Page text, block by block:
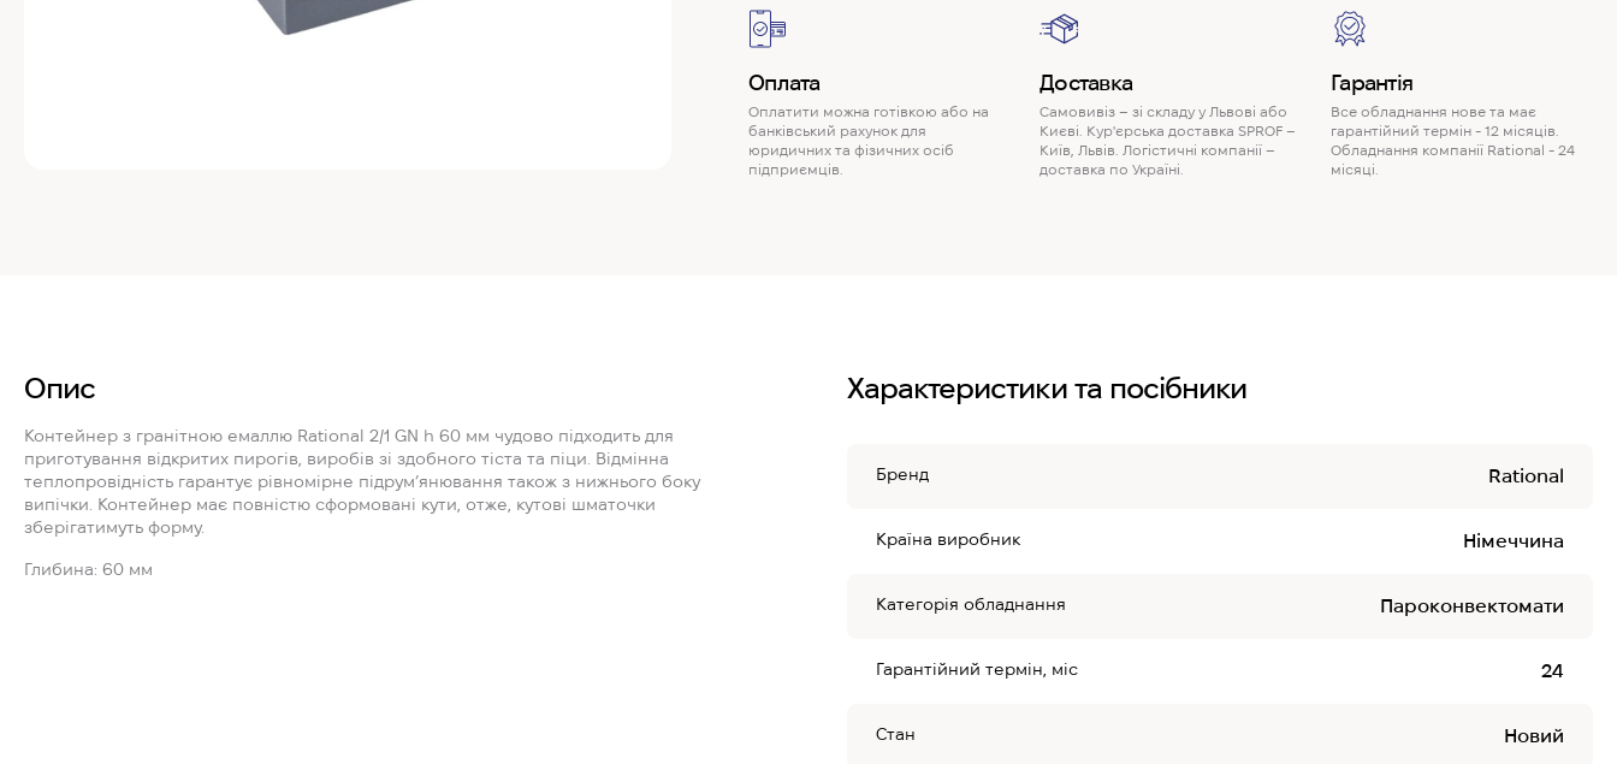
Оплата
Оплатити можна готівкою або на
банківський рахунок для
юридичних та фізичних осіб
підприємців.
Доставка
Самовивіз – зі складу у Львові або
Києві. Кур'єрська доставка SPROF –
Київ, Львів. Логістичні компанії –
доставка по Україні.
Гарантія
Все обладнання нове та має
гарантійний термін - 12 місяців.
Обладнання компанії Rational - 24
місяці.
Опис
Контейнер з гранітною емаллю Rational 2/1 GN h 60 мм чудово підходить для
приготування відкритих пирогів, виробів зі здобного тіста та піци. Відмінна
теплопровідність гарантує рівномірне підрум’янювання також з нижнього боку
випічки. Контейнер має повністю сформовані кути, отже, кутові шматочки
зберігатимуть форму.
Глибина: 60 мм
Характеристики та посібники
Бренд Rational
Країна виробник Німеччина
Категорія обладнання Пароконвектомати
Гарантійний термін, міс 24
Стан Новий